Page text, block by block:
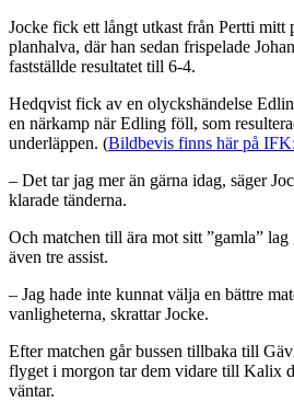
Jocke fick ett långt utkast från Pertti mitt
planhalva, där han sedan frispelade
fastställde resultatet till 6-4.
Hedqvist fick av en olyckshändelse
en närkamp när Edling föll, som
underläppen. (Bildbevis finns här på
– Det tar jag mer än gärna idag, säger
klarade tänderna.
Och matchen till ära mot sitt ”gamla”
även tre assist.
– Jag hade inte kunnat välja en bättre
vanligheterna, skrattar Jocke.
Efter matchen går bussen tillbaka till
flyget i morgon tar dem vidare till Kalix
väntar.